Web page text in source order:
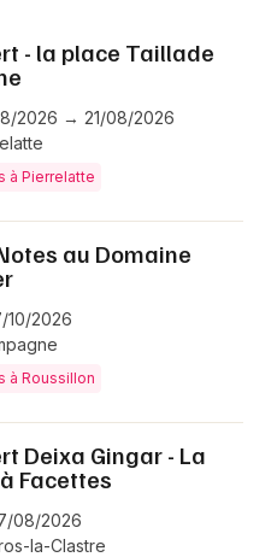
- la place Taillade
2026 → 21/08/2026
à Pierrelatte
au Domaine
10/2026
à Roussillon
Deixa Gingar - La
Facettes
08/2026
la-Clastre